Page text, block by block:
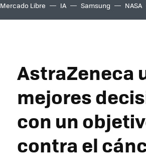
Mercado Libre IA Samsung NASA
AstraZeneca
mejores
con un
contra el